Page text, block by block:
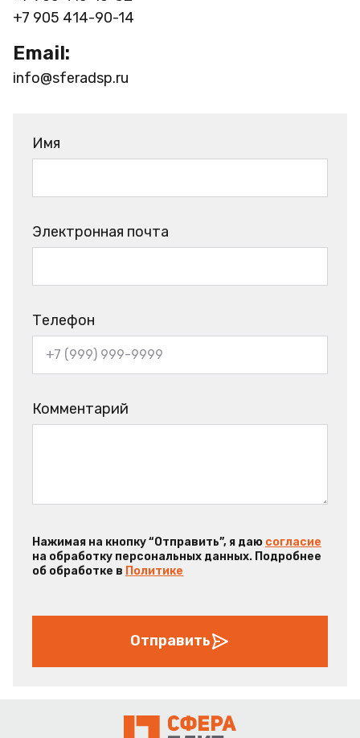
+7 905 414-90-14
Email:
info@sferadsp.ru
Имя
Электронная почта
Телефон
Комментарий
Нажимая на кнопку “Отправить”, я даю согласие
на обработку персональных данных. Подробнее
об обработке в Политике
Отправить